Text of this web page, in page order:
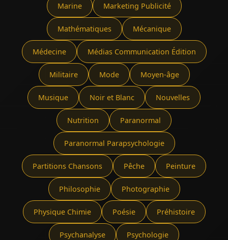
Marine Marketing Publicité
Mathématiques Mécanique
Médecine Médias Communication Édition
Militaire Mode Moyen-âge
Musique Noir et Blanc Nouvelles
Nutrition Paranormal
Paranormal Parapsychologie
Partitions Chansons Pêche Peinture
Philosophie Photographie
Physique Chimie Poésie Préhistoire
Psychanalyse Psychologie